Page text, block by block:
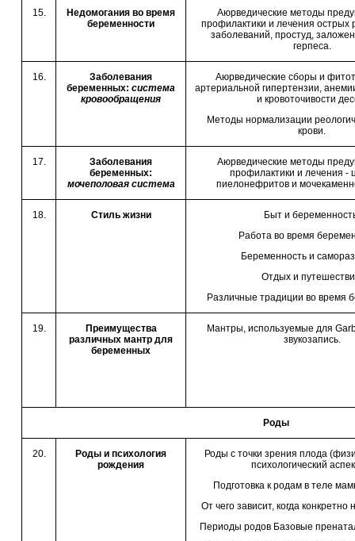
15.
Недомогания во время
беременности
Аюрведические методы
профилактики и лечения острых
заболеваний, простуд,
герпеса.
16.
Заболевания
беременных: система
кровообращения
Аюрведические сборы и
артериальной гипертензии,
и кровоточивости
Методы нормализации
крови.
17.
Заболевания
беременных:
мочеполовая система
Аюрведические методы
профилактики и лечения -
пиелонефритов и
18. Стиль жизни
Быт и
Работа во время
Беременность и
Отдых и
Различные традиции во время
19.
Преимущества
различных мантр для
беременных
Мантры, используемые для
звукозапись.
Роды
20.
Роды и психология
рождения
Роды с точки зрения плода
психологический
Подготовка к родам в теле
От чего зависит, когда конкретно
Периоды родов Базовые